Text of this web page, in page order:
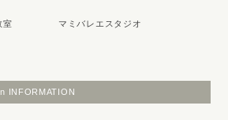
教室 マミバレエスタジオ
INFORMATION